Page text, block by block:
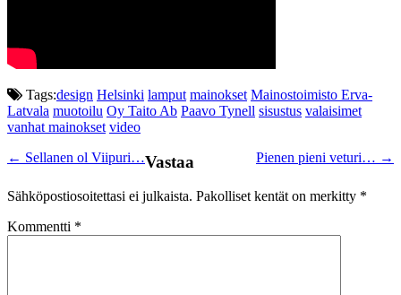
Tags:design Helsinki lamput mainokset Mainostoimisto Erva-
Latvala muotoilu Oy Taito Ab Paavo Tynell sisustus valaisimet
vanhat mainokset video
Post
← Sellanen ol Viipuri… Pienen pieni veturi… →
Vastaa
Sähköpostiosoitettasi ei julkaista. Pakolliset kentät on merkitty *
Kommentti *